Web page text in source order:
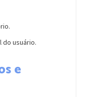
do usuário.
e